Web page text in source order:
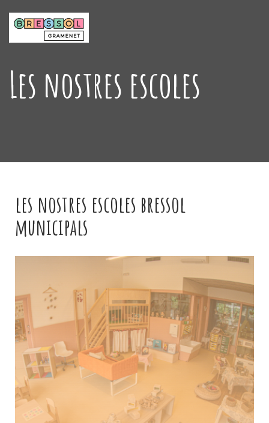
Les nostres escoles
les nostres escoles bressol
municipals